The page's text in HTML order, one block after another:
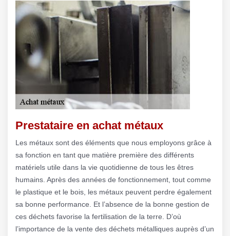
Prestataire en achat métaux
Les métaux sont des éléments que nous employons grâce à
sa fonction en tant que matière première des différents
matériels utile dans la vie quotidienne de tous les êtres
humains. Après des années de fonctionnement, tout comme
le plastique et le bois, les métaux peuvent perdre également
sa bonne performance. Et l’absence de la bonne gestion de
ces déchets favorise la fertilisation de la terre. D’où
l’importance de la vente des déchets métalliques auprès d’un